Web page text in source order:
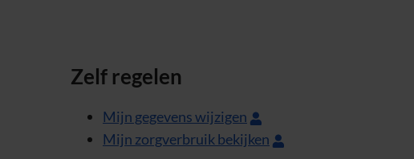
Zelf regelen
Mijn gegevens wijzigen
Mijn zorgverbruik bekijken